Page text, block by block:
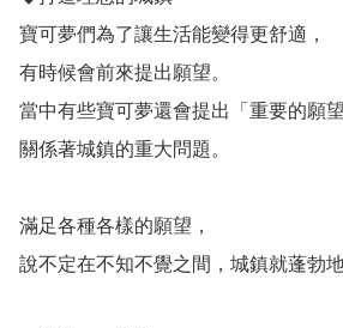
寶可夢們為了讓生活能變得更舒適，
有時候會前來提出願望。
當中有些寶可夢還會提出「重要的願望
關係著城鎮的重大問題。
滿足各種各樣的願望，
說不定在不知不覺之間，城鎮就蓬勃